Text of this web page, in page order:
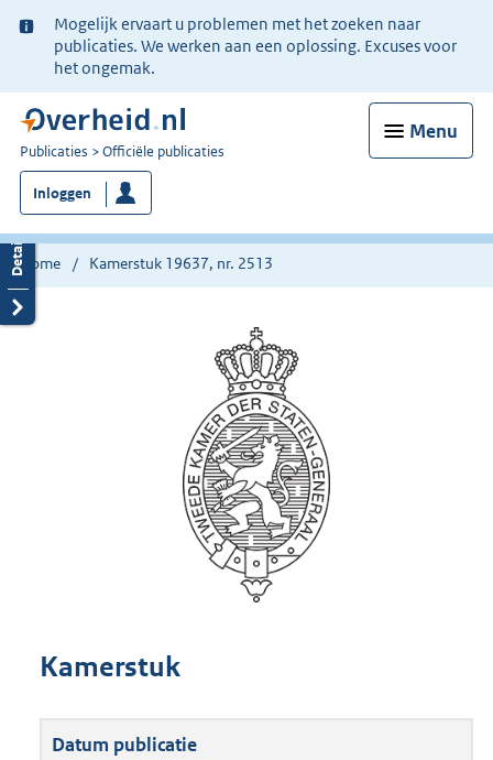
Ter
informatie:
Mogelijk ervaart u problemen met het zoeken naar
publicaties. We werken aan een oplossing. Excuses voor
het ongemak.
Menu
U
bent
nu
hier:
Publicaties Officiële publicaties
Inloggen
Home Kamerstuk 19637, nr. 2513
Kamerstuk